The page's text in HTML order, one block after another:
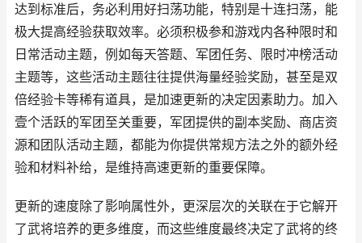
达到标准后，务必利用好扫荡功能，特别是十连扫荡，能
极大提高经验获取效率。必须积极参和游戏内各种限时和
日常活动主题，例如每天答题、军团任务、限时冲榜活动
主题等，这些活动主题往往提供海量经验奖励，甚至是双
倍经验卡等稀有道具，是加速更新的决定因素助力。加入
壹个活跃的军团至关重要，军团提供的副本奖励、商店资
源和团队活动主题，都能为你提供常规方法之外的额外经
验和材料补给，是维持高速更新的重要保障。
更新的速度除了影响属性外，更深层次的关联在于它解开
了武将培养的更多维度，而这些维度最终决定了武将的终